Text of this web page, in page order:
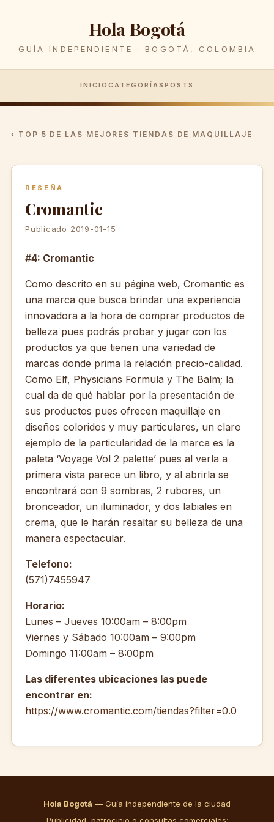
Hola Bogotá
GUÍA INDEPENDIENTE · BOGOTÁ, COLOMBIA
INICIO CATEGORÍASPOSTS
‹ TOP 5 DE LAS MEJORES TIENDAS DE MAQUILLAJE
RESEÑA
Cromantic
Publicado 2019-01-15
#4: Cromantic
Como descrito en su página web, Cromantic es
una marca que busca brindar una experiencia
innovadora a la hora de comprar productos de
belleza pues podrás probar y jugar con los
productos ya que tienen una variedad de
marcas donde prima la relación precio-calidad.
Como Elf, Physicians Formula y The Balm; la
cual da de qué hablar por la presentación de
sus productos pues ofrecen maquillaje en
diseños coloridos y muy particulares, un claro
ejemplo de la particularidad de la marca es la
paleta ‘Voyage Vol 2 palette’ pues al verla a
primera vista parece un libro, y al abrirla se
encontrará con 9 sombras, 2 rubores, un
bronceador, un iluminador, y dos labiales en
crema, que le harán resaltar su belleza de una
manera espectacular.
Telefono:
(571)7455947
Horario:
Lunes – Jueves 10:00am – 8:00pm
Viernes y Sábado 10:00am – 9:00pm
Domingo 11:00am – 8:00pm
Las diferentes ubicaciones las puede
encontrar en:
https://www.cromantic.com/tiendas?filter=0.0
Hola Bogotá — Guía independiente de la ciudad